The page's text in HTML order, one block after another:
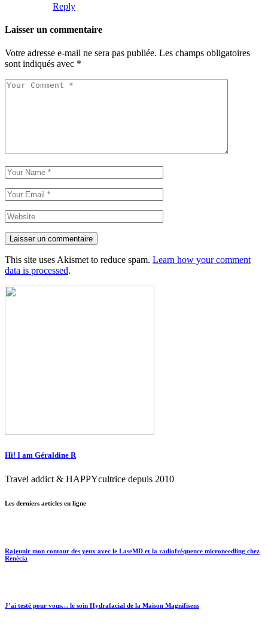
Reply
Laisser un commentaire
Votre adresse e-mail ne sera pas publiée. Les champs obligatoires
sont indiqués avec *
Laisser un commentaire
This site uses Akismet to reduce spam. Learn how your comment
data is processed.
Hi! I am Géraldine R
Travel addict & HAPPYcultrice depuis 2010
Les derniers articles en ligne
Rajeunir mon contour des yeux avec le LaseMD et la radiofréquence microneedling chez
Renécia
J’ai testé pour vous… le soin Hydrafacial de la Maison Magnifisens